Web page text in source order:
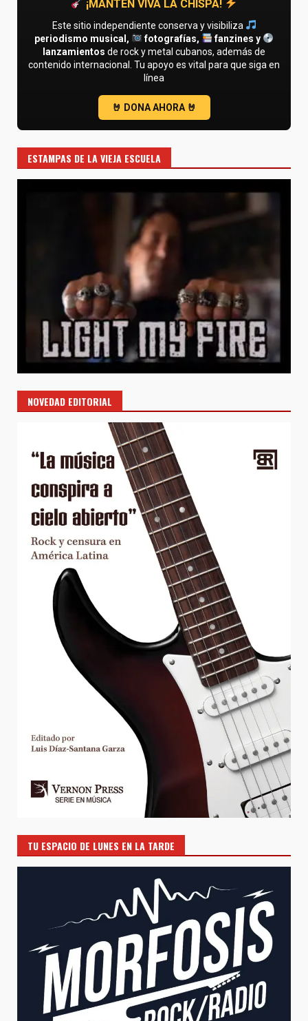
¡MANTÉN VIVA LA CHISPA!
Este sitio independiente conserva y visibiliza
periodismo musical,
fotografías,
fanzines y
lanzamientos de rock y metal cubanos, además de
contenido internacional. Tu apoyo es vital para que siga en
línea
ESTAMPAS DE LA VIEJA ESCUELA
NOVEDAD EDITORIAL
TU ESPACIO DE LUNES EN LA TARDE